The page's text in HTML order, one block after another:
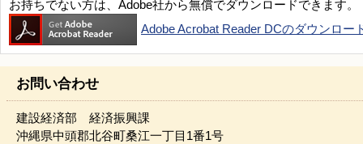
お持ちでない方は、Adobe社から無償でダウンロードできます。
Adobe Acrobat Reader DCのダウンロー
お問い合わせ
建設経済部 経済振興課
沖縄県中頭郡北谷町桑江一丁目1番1号